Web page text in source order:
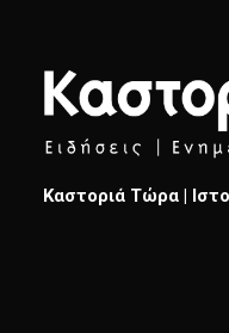
Καστοριά Τώρα |